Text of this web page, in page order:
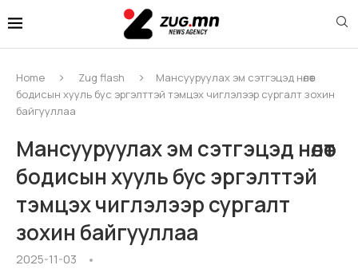
Home Zug flash
Мансууруулах эм сэтгэцэд нөлөөт
бодисын хууль бус эргэлттэй тэмцэх чиглэлээр сургалт зохин
байгууллаа
Мансууруулах эм сэтгэцэд нөлөөт
бодисын хууль бус эргэлттэй
тэмцэх чиглэлээр сургалт
зохин байгууллаа
2025-11-03